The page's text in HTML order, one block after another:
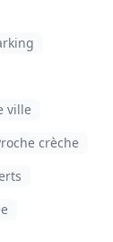
ville
crèche